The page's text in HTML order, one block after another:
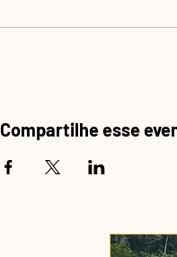
Compartilhe esse